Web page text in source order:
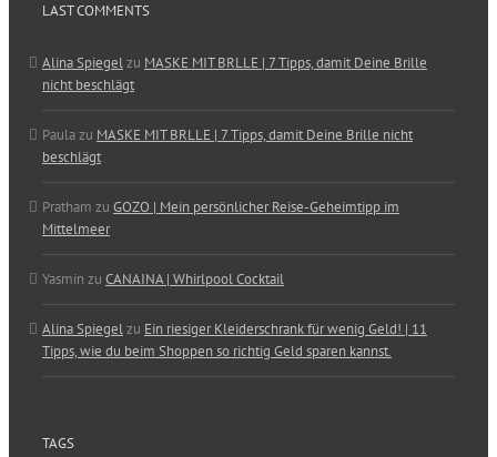
LAST COMMENTS
Alina Spiegelzu MASKE MIT BRLLE | 7 Tipps, damit Deine Brille
nicht beschlägt
Paulazu MASKE MIT BRLLE | 7 Tipps, damit Deine Brille nicht
beschlägt
Pratham zu GOZO | Mein persönlicher Reise-Geheimtipp im
Mittelmeer
Yasmin zu CANAINA | Whirlpool Cocktail
Alina Spiegelzu Ein riesiger Kleiderschrank für wenig Geld! | 11
Tipps, wie du beim Shoppen so richtig Geld sparen kannst.
TAGS